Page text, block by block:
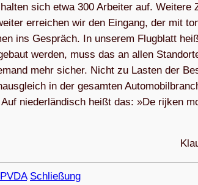
sich etwa 300 Arbei­ter auf. Wei­tere
errei­chen wir den Ein­gang, der mit
ins Gespräch. In unse­rem Flug­blatt
wer­den, muss das an allen
mehr sicher. Nicht zu Las­ten der
in der gesam­ten
nieder­län­disch heißt das: »De rijken
PVDA Schließung